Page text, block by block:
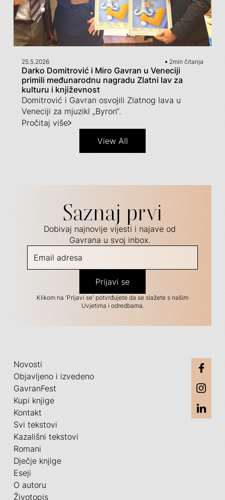
25.5.2026 2min čitanja
Darko Domitrović i Miro Gavran u Veneciji
primili međunarodnu nagradu Zlatni lav za
kulturu i književnost
Domitrović i Gavran osvojili Zlatnog lava u
Veneciji za mjuzikl „Byron“.
Pročitaj više
View All
Saznaj prvi
Dobivaj najnovije vijesti i najave od
Gavrana u svoj inbox.
Klikom na 'Prijavi se' potvrđujete da se slažete s našim
Uvjetima i odredbama.
Novosti
Objavljeno i izvedeno
GavranFest
Kupi knjige
Kontakt
Svi tekstovi
Kazališni tekstovi
Romani
Dječje knjige
Eseji
O autoru
Životopis